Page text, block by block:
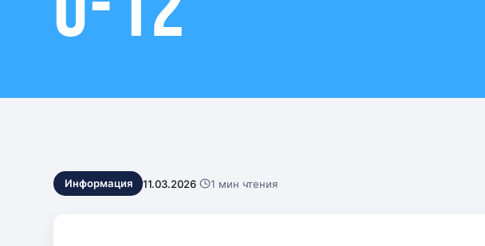
Контакты
Информация 11.03.2026 · 1 мин чтения